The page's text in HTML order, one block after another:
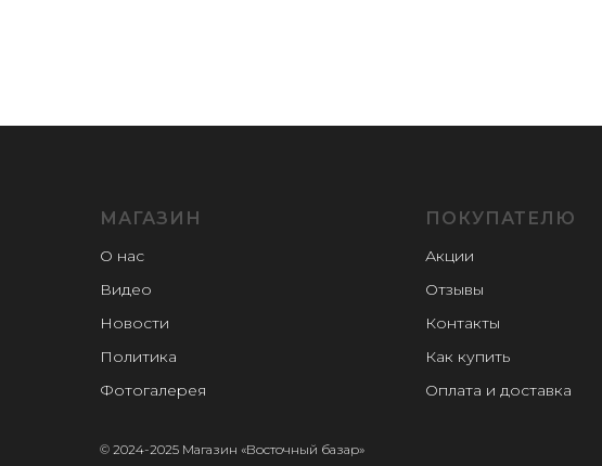
МАГАЗИН
О нас
Видео
Новости
Политика
Фотогалерея
ПОКУПАТЕЛЮ
Акции
Отзывы
Контакты
Как купить
Оплата и доставка
© 2024-2025 Магазин «Восточный базар»